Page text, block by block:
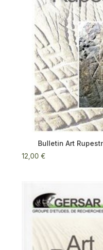
Bulletin Art
12,00 €